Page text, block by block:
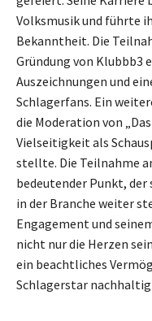
Volksmusik und führte
Bekanntheit. Die
Gründung von Klubbb3
Auszeichnungen und
Schlagerfans. Ein
die Moderation von
Vielseitigkeit als
stellte. Die Teilnahme
bedeutender Punkt, der
in der Branche weiter
Engagement und
nicht nur die Herzen
ein beachtliches
Schlagerstar